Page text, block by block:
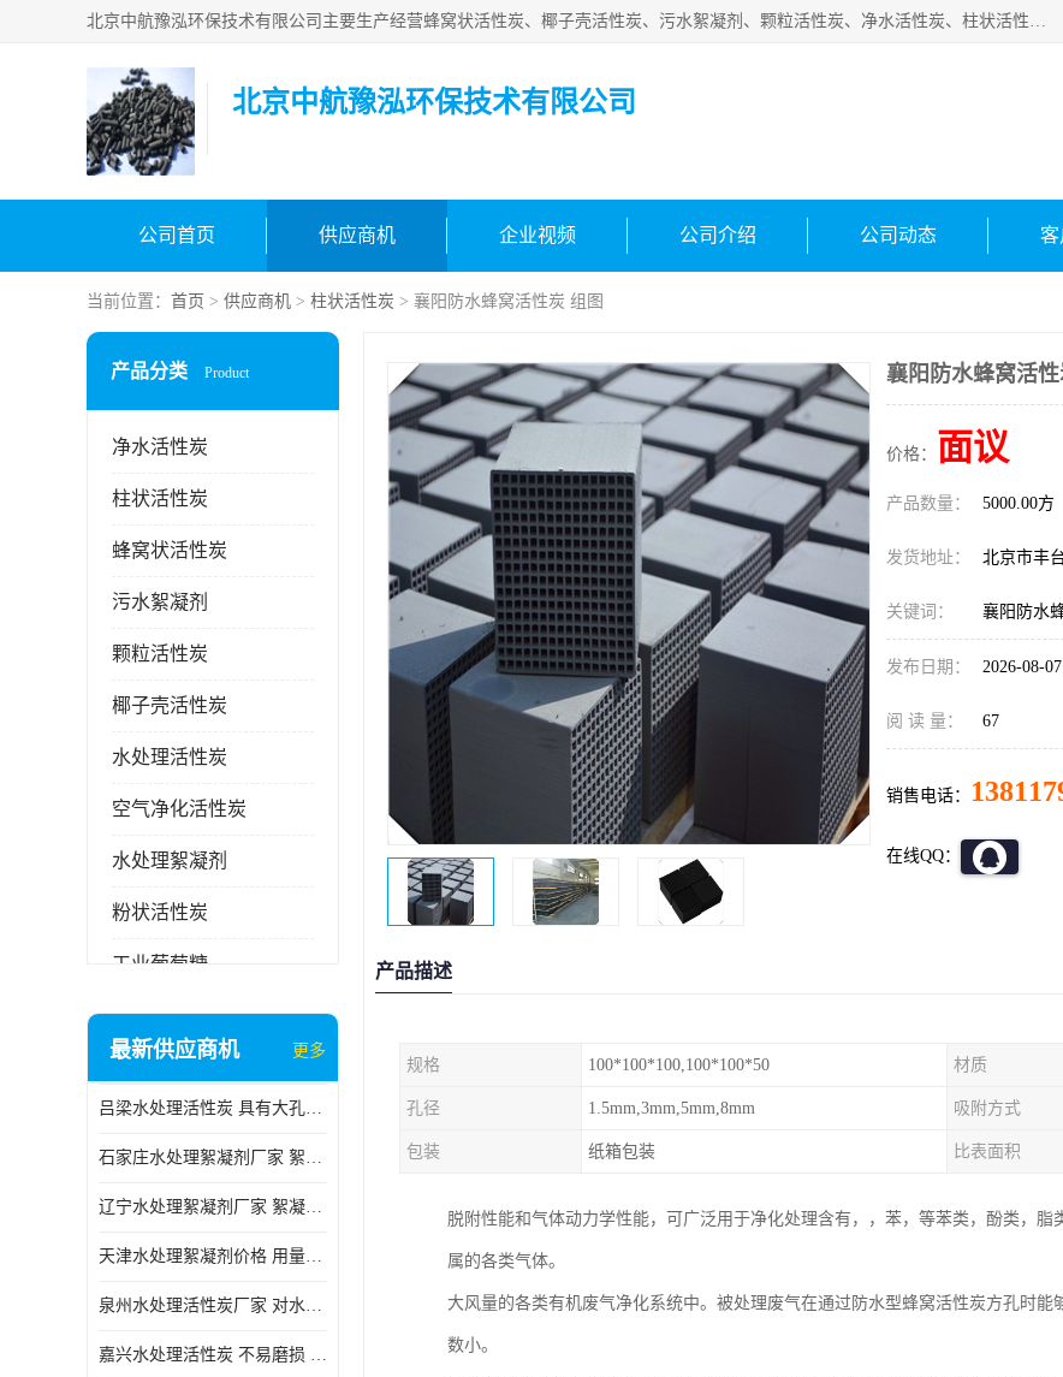
北京中航豫泓环保技术有限公司主要生产经营蜂窝状活性炭、椰子壳活性炭、污水絮凝剂、颗粒活性炭、净水活性炭、柱状活性炭等水处理和空气净化产品，品质信赖、服务保障。是您理想的合作伙伴。欢迎来电咨询！
北京中航豫泓环保技术有限公司
公司首页 供应商机 企业视频 公司介绍 公司动态 客
当前位置： 首页 > 供应商机 > 柱状活性炭 > 襄阳防水蜂窝活性炭 组图
产品分类 Product
净水活性炭
柱状活性炭
蜂窝状活性炭
污水絮凝剂
颗粒活性炭
椰子壳活性炭
水处理活性炭
空气净化活性炭
水处理絮凝剂
粉状活性炭
工业葡萄糖
废气处理活性炭
块状活性炭
最新供应商机 更多
吕梁水处理活性炭 具有大孔结构 适用于多种水处理工艺和需求
石家庄水处理絮凝剂厂家 絮凝速度快 便于后续的沉淀和过滤处理
辽宁水处理絮凝剂厂家 絮凝效果好 使水质得到明显的改善
天津水处理絮凝剂价格 用量相对较少 便于后续的沉淀和过滤处理
泉州水处理活性炭厂家 对水中的微小颗粒有较好的去除效果
嘉兴水处理活性炭 不易磨损 碎裂和粉化 能够吸附大分子有机物
襄阳防水蜂窝活
价格： 面议
产品数量： 5000.00方
发货地址： 北京市丰
关键词： 襄阳防水
发布日期： 2026-08-07
阅 读 量： 67
销售电话：
在线QQ：
产品描述
规格 100*100*100,100*100*50 材质
孔径 1.5mm,3mm,5mm,8mm 吸附方式
包装 纸箱包装 比表面积
脱附性能和气体动力学性能，可广泛用于净化处理含有，，苯，等苯类，酚类，
属的各类气体。
大风量的各类有机废气净化系统中。被处理废气在通过防水型蜂窝活性炭方孔时能
数小。